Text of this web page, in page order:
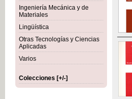
Ingeniería Mecánica y de
Materiales
Lingüística
Otras Tecnologías y Ciencias
Aplicadas
Varios
Colecciones [+/-]